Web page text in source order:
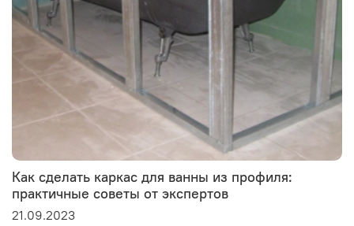
Как сделать каркас для ванны из профиля:
практичные советы от экспертов
21.09.2023